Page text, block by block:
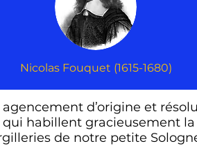
Nicolas Fouquet (1615-1680)
d’origine et
habillent gracieusement
de notre petite